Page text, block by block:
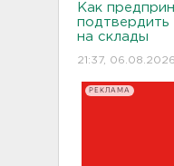
Как
на склады
21:37, 06.08.2026
РЕКЛАМА